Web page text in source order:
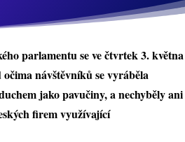
parlamentu se ve čtvrtek 3. května
návštěvníků se vyráběla
jako pavučiny, a nechyběly ani
firem využívající